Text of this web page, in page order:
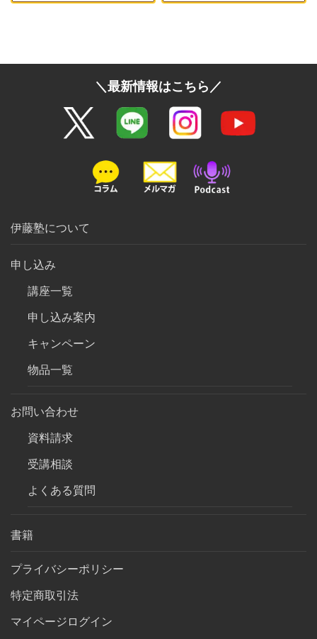
＼最新情報はこちら／
伊藤塾について
申し込み
講座一覧
申し込み案内
キャンペーン
物品一覧
お問い合わせ
資料請求
受講相談
よくある質問
書籍
プライバシーポリシー
特定商取引法
マイページログイン